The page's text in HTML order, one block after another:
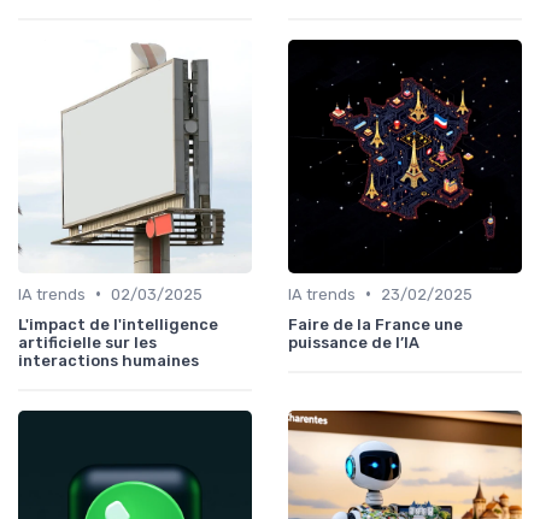
IA trends • 02/03/2025
L'impact de l'intelligence
artificielle sur les
interactions humaines
IA trends •
23/02/2025
Faire de la France une
puissance de l’IA